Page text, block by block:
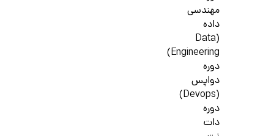
مهندسی
داده
(Data
Engineering)
دوره
دواپس
(Devops)
دوره
دات